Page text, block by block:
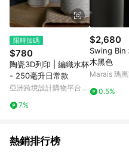
頁面後才首次下載 Pinkoi APP 並
上，首次下載 Pinkoi APP 後，需
限時加碼
$780
陶瓷3D列印 | 編織水杯
- 250毫升日常款
亞洲跨境設計購物平台
7%
$2,680
Swing Bin
木黑色
Marais 瑪
0.5%
熱銷排行榜